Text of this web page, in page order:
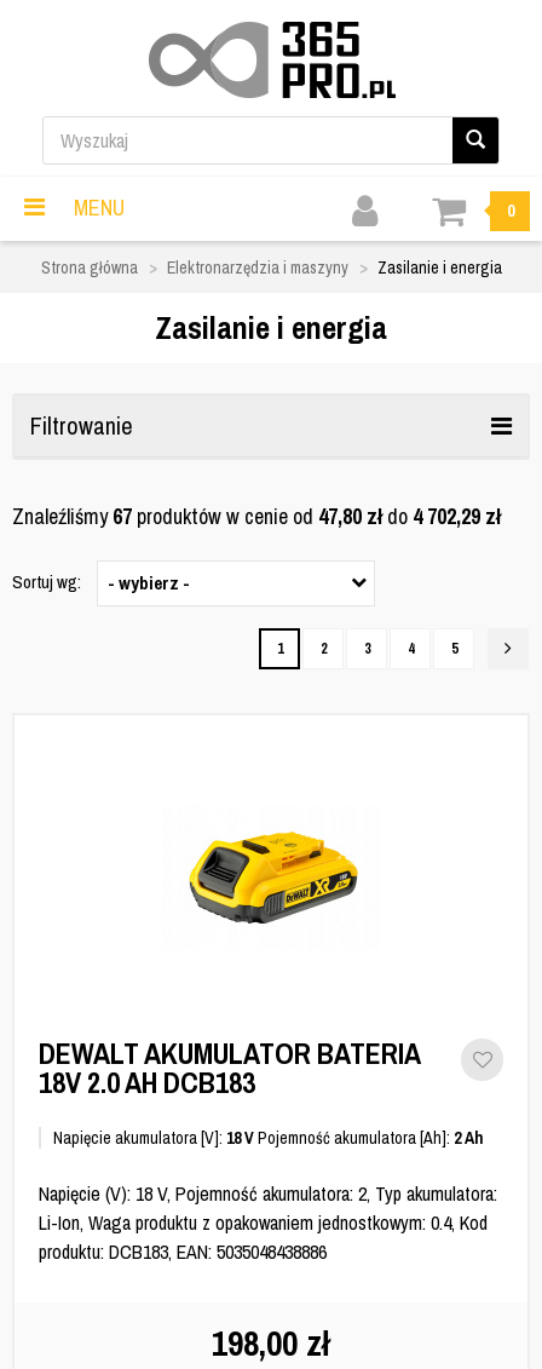
MENU 0
Strona główna Elektronarzędzia i maszyny Zasilanie i energia
Zasilanie i energia
Filtrowanie
Znaleźliśmy67 produktów w cenie od 47,80 złdo 4 702,29 zł
Sortuj wg: - wybierz -
1 2 3 4 5
DEWALT AKUMULATOR BATERIA
18V 2.0 AH DCB183
Napięcie akumulatora [V]: 18 VPojemność akumulatora [Ah]: 2 Ah
Napięcie (V): 18 V, Pojemność akumulatora: 2, Typ akumulatora:
Li-Ion, Waga produktu z opakowaniem jednostkowym: 0.4, Kod
produktu: DCB183, EAN: 5035048438886
198,00 zł